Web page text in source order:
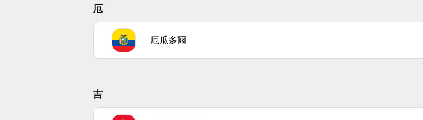
厄
厄瓜多爾
吉